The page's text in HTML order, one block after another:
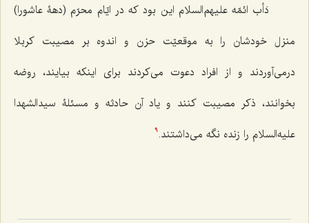
دَأب ائمّه علیهم‌السلام اين بود كه در ايّام محرّم (دهۀ عاشورا)
منزل خودشان را به موقعيّت حزن و اندوه بر مصيبت كربلا
درمى‌آوردند و از افراد دعوت مى‌كردند براى اينكه بيايند، روضه
بخوانند، ذكر مصيبت كنند و ياد آن حادثه و مسئلۀ سيدالشهدا
عليه‌السلام را زنده نگه‌ مى‌‌داشتند.9